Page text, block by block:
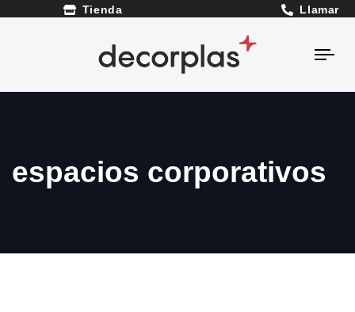
Tienda Llamar
espacios corporativos